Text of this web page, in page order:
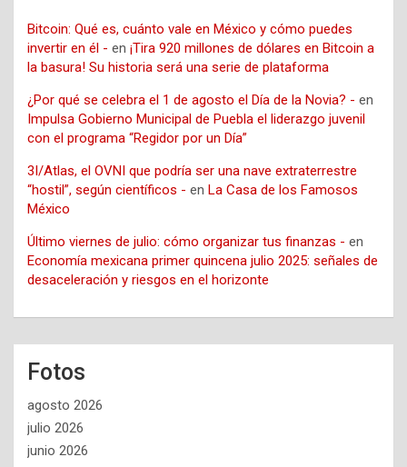
Bitcoin: Qué es, cuánto vale en México y cómo puedes
invertir en él - en ¡Tira 920 millones de dólares en Bitcoin a
la basura! Su historia será una serie de plataforma
¿Por qué se celebra el 1 de agosto el Día de la Novia? - en
Impulsa Gobierno Municipal de Puebla el liderazgo juvenil
con el programa “Regidor por un Día”
3I/Atlas, el OVNI que podría ser una nave extraterrestre
“hostil”, según científicos - en La Casa de los Famosos
México
Último viernes de julio: cómo organizar tus finanzas - en
Economía mexicana primer quincena julio 2025: señales de
desaceleración y riesgos en el horizonte
Fotos
agosto 2026
julio 2026
junio 2026